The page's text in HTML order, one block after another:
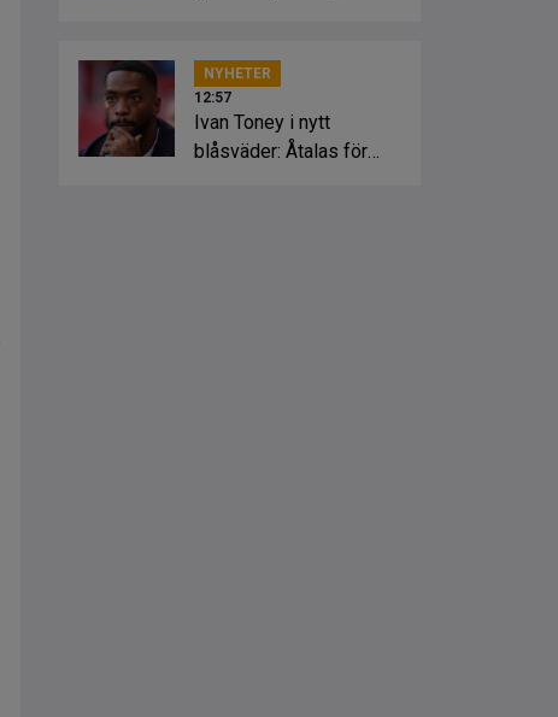
NYHETER
12:57
Ivan Toney i nytt
blåsväder: Åtalas för